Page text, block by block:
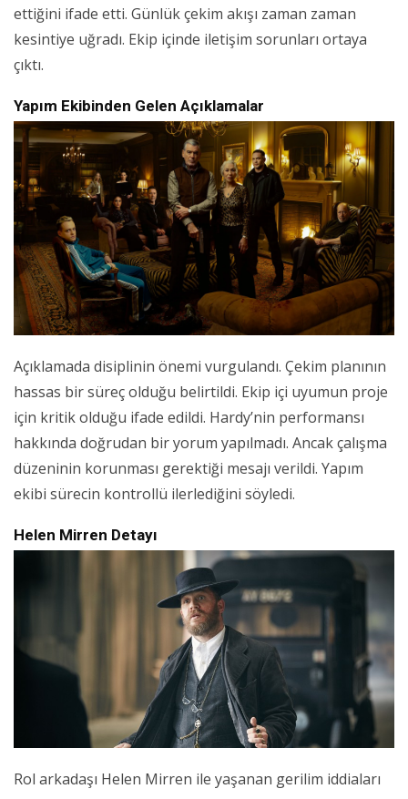
ettiğini ifade etti. Günlük çekim akışı zaman zaman
kesintiye uğradı. Ekip içinde iletişim sorunları ortaya
çıktı.
Yapım Ekibinden Gelen Açıklamalar
Açıklamada disiplinin önemi vurgulandı. Çekim planının
hassas bir süreç olduğu belirtildi. Ekip içi uyumun proje
için kritik olduğu ifade edildi. Hardy’nin performansı
hakkında doğrudan bir yorum yapılmadı. Ancak çalışma
düzeninin korunması gerektiği mesajı verildi. Yapım
ekibi sürecin kontrollü ilerlediğini söyledi.
Helen Mirren Detayı
Rol arkadaşı Helen Mirren ile yaşanan gerilim iddiaları